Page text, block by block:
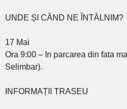
UNDE ȘI CÂND NE ÎNTÂLNIM?
17 Mai
Ora 9:00 – In parcarea din fata
Selimbar).
INFORMAȚII TRASEU